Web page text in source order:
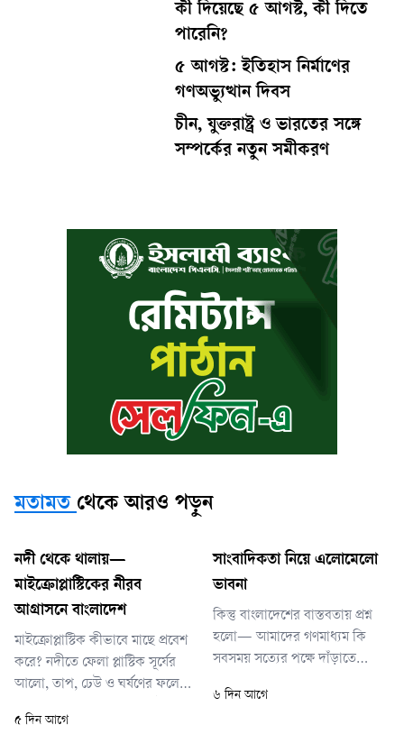
কী দিয়েছে ৫ আগস্ট, কী দিতে
পারেনি?
৫ আগস্ট: ইতিহাস নির্মাণের
গণঅভ্যুত্থান দিবস
চীন, যুক্তরাষ্ট্র ও ভারতের সঙ্গে
সম্পর্কের নতুন সমীকরণ
মতামত থেকে আরও পড়ুন
নদী থেকে থালায়—
মাইক্রোপ্লাস্টিকের নীরব
আগ্রাসনে বাংলাদেশ
মাইক্রোপ্লাস্টিক কীভাবে মাছে প্রবেশ
করে? নদীতে ফেলা প্লাস্টিক সূর্যের
আলো, তাপ, ঢেউ ও ঘর্ষণের ফলে
চিংড়ি, শামুক এবং ছোট মাছ
৫ দিন আগে
সাংবাদিকতা নিয়ে এলোমেলো
ভাবনা
কিন্তু বাংলাদেশের বাস্তবতায় প্রশ্ন
হলো— আমাদের গণমাধ্যম কি
সবসময় সত্যের পক্ষে দাঁড়াতে
সংবাদও হয়ে উঠছে রাজনৈতিক
৬ দিন আগে